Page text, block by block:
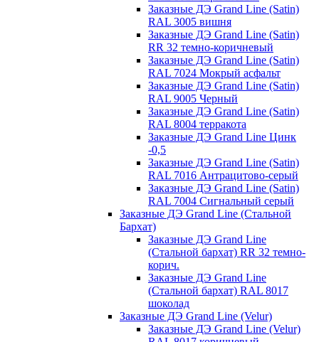
Заказные ДЭ Grand Line (Satin)
RAL 3005 вишня
Заказные ДЭ Grand Line (Satin)
RR 32 темно-коричневый
Заказные ДЭ Grand Line (Satin)
RAL 7024 Мокрый асфальт
Заказные ДЭ Grand Line (Satin)
RAL 9005 Черный
Заказные ДЭ Grand Line (Satin)
RAL 8004 терракота
Заказные ДЭ Grand Line Цинк
-0,5
Заказные ДЭ Grand Line (Satin)
RAL 7016 Антрацитово-серый
Заказные ДЭ Grand Line (Satin)
RAL 7004 Сигнальный серый
Заказные ДЭ Grand Line (Стальной
Бархат)
Заказные ДЭ Grand Line
(Стальной бархат) RR 32 темно-
корич.
Заказные ДЭ Grand Line
(Стальной бархат) RAL 8017
шоколад
Заказные ДЭ Grand Line (Velur)
Заказные ДЭ Grand Line (Velur)